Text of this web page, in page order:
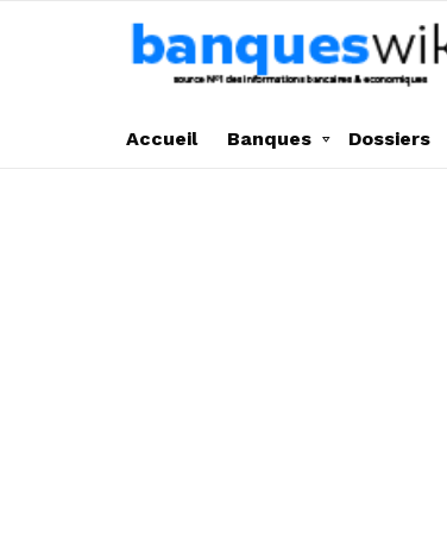
Accueil Banques Dossiers